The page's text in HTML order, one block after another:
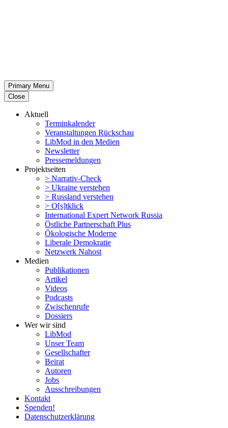
Primary Menu
Close
Aktuell
Termin­ka­lender
Veran­stal­tungen Rückschau
LibMod in den Medien
Newsletter
Presse­mel­dungen
Projekt­seiten
> Narrativ-Check
> Ukraine verstehen
> Russland verstehen
> O[s]tklick
Inter­na­tional Expert Network Russia
Östliche Partner­schaft Plus
Ökolo­gische Moderne
Liberale Demokratie
Netzwerk Nahost
Medien
Publi­ka­tionen
Artikel
Videos
Podcasts
Zwischenrufe
Dossiers
Wer wir sind
LibMod
Unser Team
Gesell­schafter
Beirat
Autoren
Jobs
Ausschrei­bungen
Kontakt
Spenden!
Daten­schutz­er­klärung